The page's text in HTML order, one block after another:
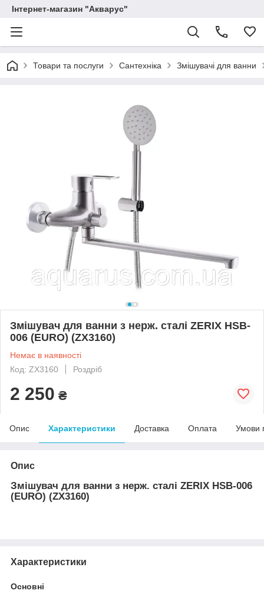
Інтернет-магазин "Акварус"
Товари та послуги Сантехніка Змішувачі для ванни
Змішувач для ванни з нерж. сталі ZERIX HSB-
006 (EURO) (ZX3160)
Немає в наявності
Код: ZX3160
Роздріб
2 250 ₴
Опис Характеристики Доставка Оплата Умови
Опис
Змішувач для ванни з нерж. сталі ZERIX HSB-006
(EURO) (ZX3160)
Характеристики
Основні